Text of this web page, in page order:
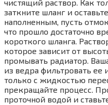
чистящий раствор. Как
заткните шланг и
наполненным, пусть
что прошло достаточно
короткого шланга.
которое зависит от
промывать радиатор.
из ведра фильтровать ее
только с жидкостью
прекращайте процесс.
проточной водой и